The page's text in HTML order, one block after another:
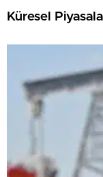
Küresel